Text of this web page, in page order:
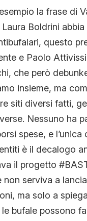
la frase di
Boldrini
questo
e Paolo
che però
insieme, ma
siti diversi fatti,
Nessuno ha
spese, e l’unica
è il decalogo
il progetto
non serviva a
ma solo a
bufale possono